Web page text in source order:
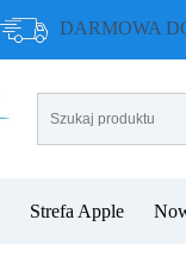
DARMOWA
Strefa Apple